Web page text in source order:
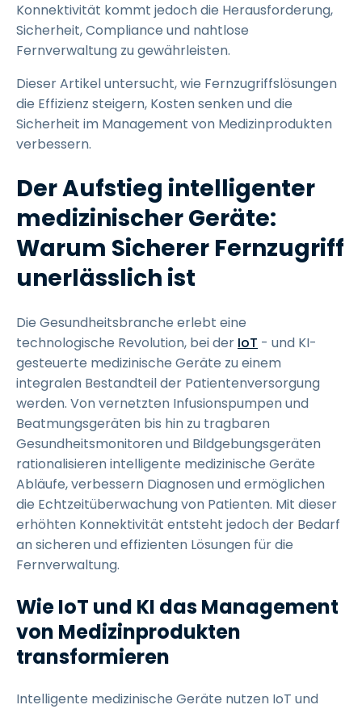
Konnektivität kommt jedoch die Herausforderung,
Sicherheit, Compliance und nahtlose
Fernverwaltung zu gewährleisten.
Dieser Artikel untersucht, wie Fernzugriffslösungen
die Effizienz steigern, Kosten senken und die
Sicherheit im Management von Medizinprodukten
verbessern.
Der Aufstieg intelligenter
medizinischer Geräte:
Warum Sicherer Fernzugriff
unerlässlich ist
Die Gesundheitsbranche erlebt eine
technologische Revolution, bei der IoT - und KI-
gesteuerte medizinische Geräte zu einem
integralen Bestandteil der Patientenversorgung
werden. Von vernetzten Infusionspumpen und
Beatmungsgeräten bis hin zu tragbaren
Gesundheitsmonitoren und Bildgebungsgeräten
rationalisieren intelligente medizinische Geräte
Abläufe, verbessern Diagnosen und ermöglichen
die Echtzeitüberwachung von Patienten. Mit dieser
erhöhten Konnektivität entsteht jedoch der Bedarf
an sicheren und effizienten Lösungen für die
Fernverwaltung.
Wie IoT und KI das Management
von Medizinprodukten
transformieren
Intelligente medizinische Geräte nutzen IoT und